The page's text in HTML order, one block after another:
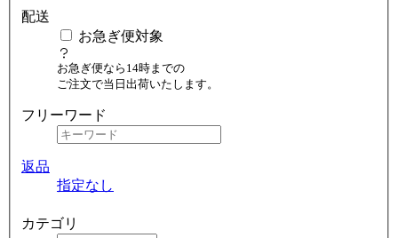
配送
お急ぎ便対象
お急ぎ便なら14時までの
ご注文で当日出荷いたします。
フリーワード
返品
指定なし
カテゴリ